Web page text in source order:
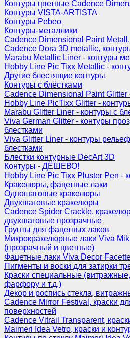
Контуры цветные Cadence
Контуры VISTA-ARTISTA
Контуры Pebeo
Контуры-металлики
Cadence Dimensional Paint
Cadence Dora 3D metallic,
Marabu Metallic Liner - контуры
Hobby Line Pic Tixx Metallic -
Другие блестящие контуры
Контуры с блёстками
Cadence Dimensional Paint Glitter
Hobby Line PicTixx Glitter -
Marabu Glitter Liner - контуры с
Viva German Glitter - контуры
блестками
Viva Glitter Liner - контуры
блестками
Блестки контурные DecArt 3D
Контуры - ДЁШЕВО!
Hobby Line Pic Tixx Pluster Pen -
Кракелюры, фацетные лаки
Одношаговые кракелюры
Двухшаговые кракелюры
Cadence Spider Crackle,
двухшаговые прозрачные
Грунты для фацетных лаков
Микрокракелюрные лаки Viva
(прозрачный и цветные)
Фацетные лаки Viva Decor
Пигменты и воски для затирки
Краски специальные
фарфору и т.д.)
Декор и роспись стекла,
Cadence Mirror Festival, краски
поверхностей
Cadence Vitrail Transparent,
Maimeri Idea Vetro, краски и